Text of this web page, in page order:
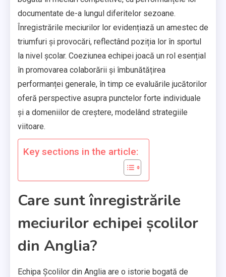
documentate de-a lungul diferitelor sezoane.
Înregistrările meciurilor lor evidențiază un amestec de
triumfuri și provocări, reflectând poziția lor în sportul
la nivel școlar. Coeziunea echipei joacă un rol esențial
în promovarea colaborării și îmbunătățirea
performanței generale, în timp ce evaluările jucătorilor
oferă perspective asupra punctelor forte individuale
și a domeniilor de creștere, modelând strategiile
viitoare.
Key sections in the article:
Care sunt înregistrările
meciurilor echipei școlilor
din Anglia?
Echipa Școlilor din Anglia are o istorie bogată de